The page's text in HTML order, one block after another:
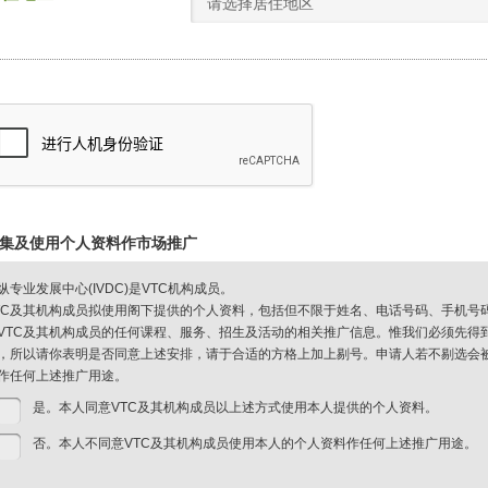
及使用个人资料作市场推广
专业发展中心(IVDC)是VTC机构成员。
及其机构成员拟使用阁下提供的个人资料，包括但不限于姓名、电话号码、手机
及其机构成员的任何课程、服务、招生及活动的相关推广信息。惟我们必须先
所以请你表明是否同意上述安排，请于合适的方格上加上剔号。申请人若不剔选
任何上述推广用途。
是。本人同意VTC及其机构成员以上述方式使用本人提供的个人资料。
否。本人不同意VTC及其机构成员使用本人的个人资料作任何上述推广用途。